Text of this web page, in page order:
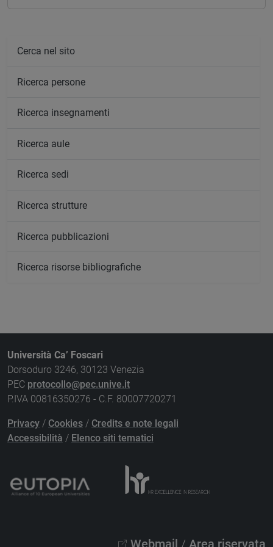
Cerca nel sito
Ricerca persone
Ricerca insegnamenti
Ricerca aule
Ricerca sedi
Ricerca strutture
Ricerca pubblicazioni
Ricerca risorse bibliografiche
Università Ca’ Foscari
Dorsoduro 3246, 30123 Venezia
PEC protocollo@pec.unive.it
P.IVA 00816350276 - C.F. 80007720271
Privacy / Cookies / Credits e note legali
Accessibilità / Elenco siti tematici
Webmail / Area riservata